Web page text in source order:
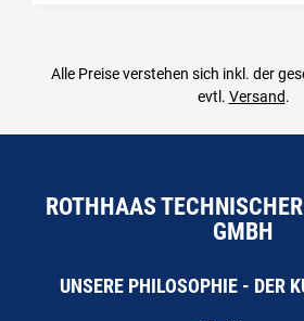
Alle Preise verstehen sich inkl. der
evtl. Versand.
ROTHHAAS
GMBH
UNSERE PHILOSOPHIE - DER